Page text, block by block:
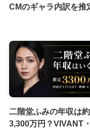
CMのギャラ内訳を推
二階堂ふみの年収は約
3,300万円？VIVANT